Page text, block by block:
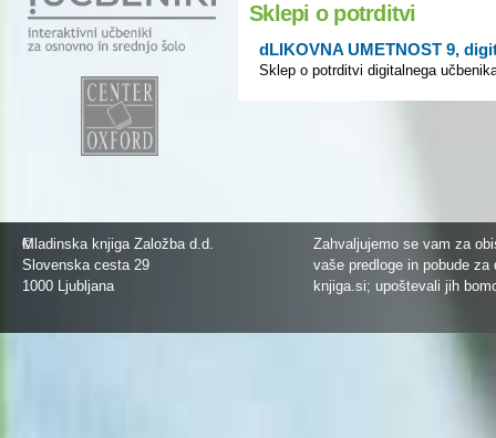
Sklepi o potrditvi
dLIKOVNA UMETNOST 9,
Sklep o potrditvi digitalnega
©
Mladinska knjiga Založba d.d.
Slovenska cesta 29
1000 Ljubljana
Zahvaljujemo se vam za
vaše predloge in pobude
knjiga.si; upoštevali jih